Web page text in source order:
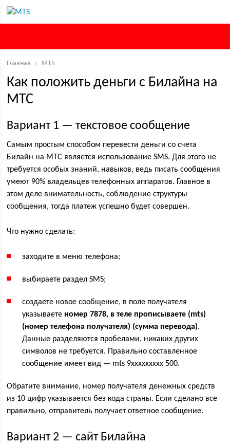
Главная › MTS
Как положить деньги с Билайна на
МТС
Вариант 1 — текстовое сообщение
Самым простым способом перевести деньги со счета
Билайн на МТС является использование SMS. Для этого не
требуется особых знаний, навыков, ведь писать сообщения
умеют 90% владельцев телефонных аппаратов. Главное в
этом деле внимательность, соблюдение структуры
сообщения, тогда платеж успешно будет совершен.
Что нужно сделать:
заходите в меню телефона;
выбираете раздел SMS;
создаете новое сообщение, в поле получателя
указываете номер 7878, в теле прописываете (mts)
(номер телефона получателя) (сумма перевода).
Данные разделяются пробелами, никаких других
символов не требуется. Правильно составленное
сообщение имеет вид — mts 9ххххххххх 500.
Обратите внимание, номер получателя денежных средств
из 10 цифр указывается без кода страны. Если сделано все
правильно, отправитель получает ответное сообщение.
Вариант 2 — сайт Билайна